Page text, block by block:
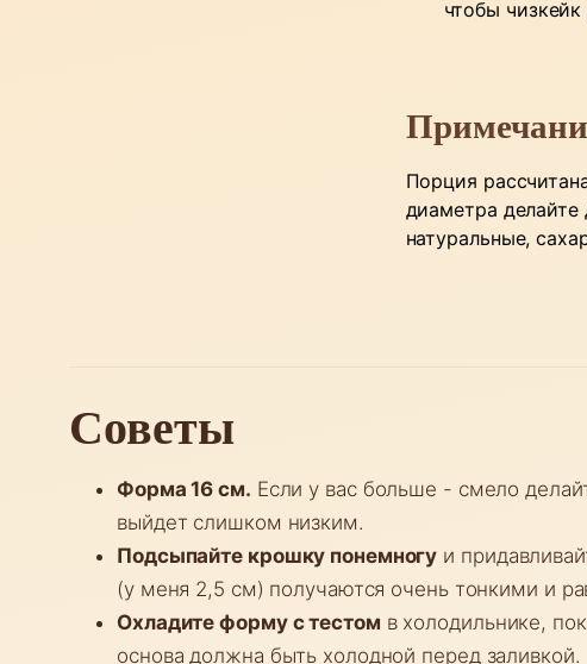
чтобы
Порция
диаметра
натуральные,
Советы
Форма 16 см. Если у вас больше - смело
выйдет слишком низким.
Подсыпайте крошку понемногу и
(у меня 2,5 см) получаются очень тонкими и
Охладите форму с тестом в холодильнике,
основа должна быть холодной перед заливкой.